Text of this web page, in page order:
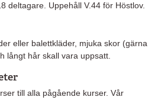
deltagare. Uppehåll V.44 för Höstlov.
eller balettkläder, mjuka skor (gärna
långt hår skall vara uppsatt.
till alla pågående kurser. Vår